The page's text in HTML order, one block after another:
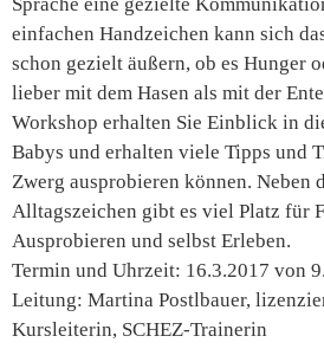
einfachen Handzeichen kann sich
schon gezielt äußern, ob es Hunger
lieber mit dem Hasen als mit der
Workshop erhalten Sie Einblick in
Babys und erhalten viele Tipps und
Zwerg ausprobieren können. Neben
Alltagszeichen gibt es viel Platz für
Ausprobieren und selbst Erleben.
Termin und Uhrzeit: 16.3.2017 von
Leitung: Martina Postlbauer,
Kursleiterin, SCHEZ-Trainerin